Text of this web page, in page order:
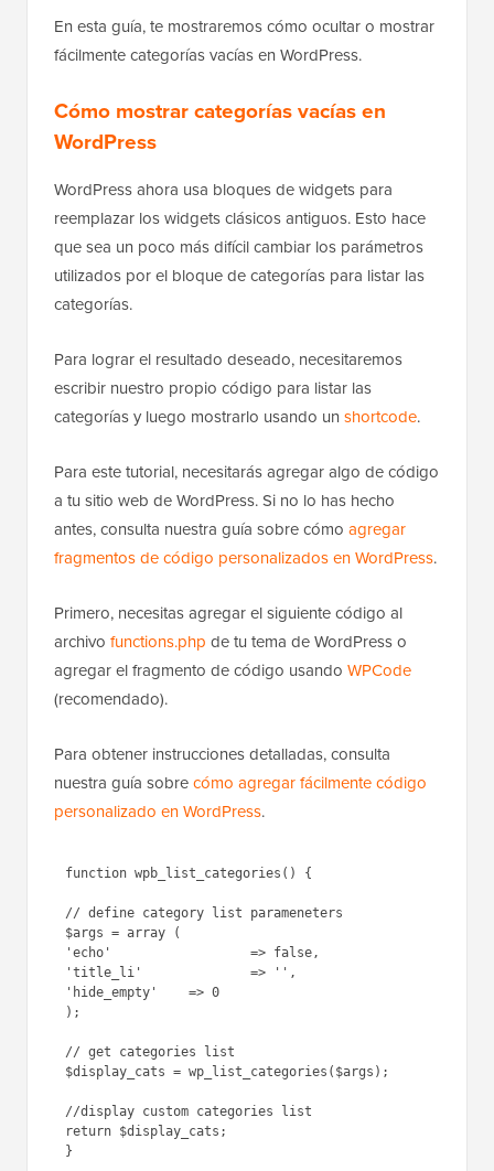
En esta guía, te mostraremos cómo ocultar o mostrar
fácilmente categorías vacías en WordPress.
Cómo mostrar categorías vacías en
WordPress
WordPress ahora usa bloques de widgets para
reemplazar los widgets clásicos antiguos. Esto hace
que sea un poco más difícil cambiar los parámetros
utilizados por el bloque de categorías para listar las
categorías.
Para lograr el resultado deseado, necesitaremos
escribir nuestro propio código para listar las
categorías y luego mostrarlo usando un shortcode.
Para este tutorial, necesitarás agregar algo de código
a tu sitio web de WordPress. Si no lo has hecho
antes, consulta nuestra guía sobre cómo agregar
fragmentos de código personalizados en WordPress.
Primero, necesitas agregar el siguiente código al
archivo functions.php de tu tema de WordPress o
agregar el fragmento de código usando WPCode
(recomendado).
Para obtener instrucciones detalladas, consulta
nuestra guía sobrecómo agregar fácilmente código
personalizado en WordPress.
function wpb_list_categories() {
// define category list parameneters
$args = array (
'echo'			=> false,
'title_li'		=> '',
'hide_empty'	=> 0
);
// get categories list
$display_cats = wp_list_categories($args);
//display custom categories list
return $display_cats;
}